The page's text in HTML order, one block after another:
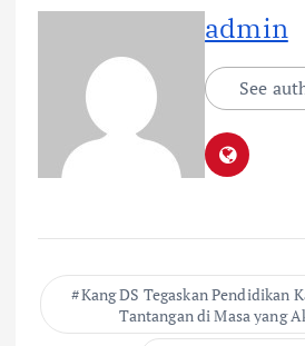
admin
See
Kang DS Tegaskan Pendidikan
Tantangan di Masa yang